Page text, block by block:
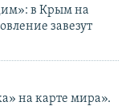
в Крым на
завезут
на карте мира».